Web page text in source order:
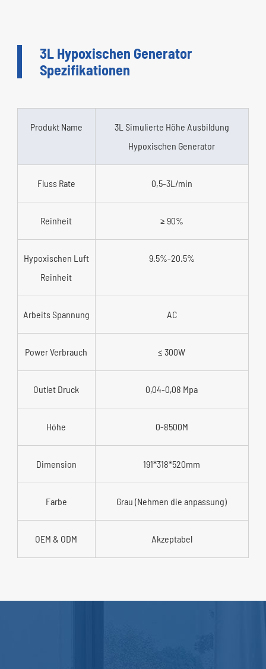
3L Hypoxischen Generator
Spezifikationen
Produkt Name
3L Simulierte Höhe Ausbildung
Hypoxischen Generator
Fluss Rate 0,5-3L/min
Reinheit ≥ 90%
Hypoxischen Luft
Reinheit
9.5%-20.5%
Arbeits Spannung AC
Power Verbrauch ≤ 300W
Outlet Druck 0,04-0,08 Mpa
Höhe 0-8500M
Dimension 191*318*520mm
Farbe Grau (Nehmen die anpassung)
OEM & ODM Akzeptabel